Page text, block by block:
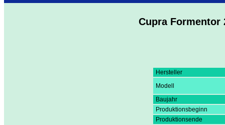
Cupra Formentor
Hersteller
Modell
Baujahr
Produktionsbeginn
Produktionsende